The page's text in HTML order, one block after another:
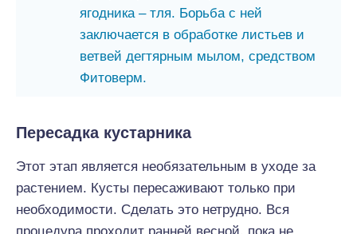
ягодника – тля. Борьба с ней
заключается в обработке листьев и
ветвей дегтярным мылом, средством
Фитоверм.
Пересадка кустарника
Этот этап является необязательным в уходе за
растением. Кусты пересаживают только при
необходимости. Сделать это нетрудно. Вся